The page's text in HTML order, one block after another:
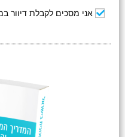
אני מסכים לקבלת דיוור